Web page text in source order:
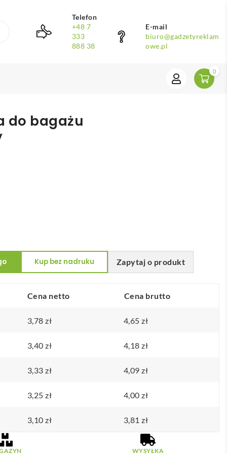
Telefon
+48 7
333
888 38
E-mail
biuro@gadzetyreklam
owe.pl
0
do bagażu
Zapytaj o produkt
Kup bez nadruku
Cena netto Cena brutto
3,78zł 4,65zł
3,40zł 4,18zł
3,33zł 4,09zł
3,25zł 4,00zł
3,10zł 3,81zł
WYSYŁKA